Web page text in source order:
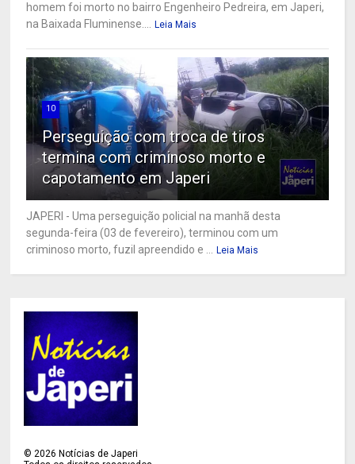
homem foi morto no bairro Engenheiro Pedreira, em Japeri,
na Baixada Fluminense.... Leia Mais
10
Perseguição com troca de tiros
termina com criminoso morto e
capotamento em Japeri
JAPERI - Uma perseguição policial na manhã desta
segunda-feira (03 de fevereiro), terminou com um
criminoso morto, fuzil apreendido e ... Leia Mais
©2026 Notícias de Japeri